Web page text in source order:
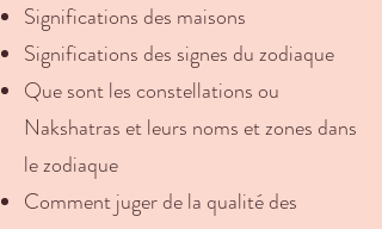
Significations des maisons
Significations des signes du zodiaque
Que sont les constellations ou
Nakshatras et leurs noms et zones dans
le zodiaque
Comment juger de la qualité des